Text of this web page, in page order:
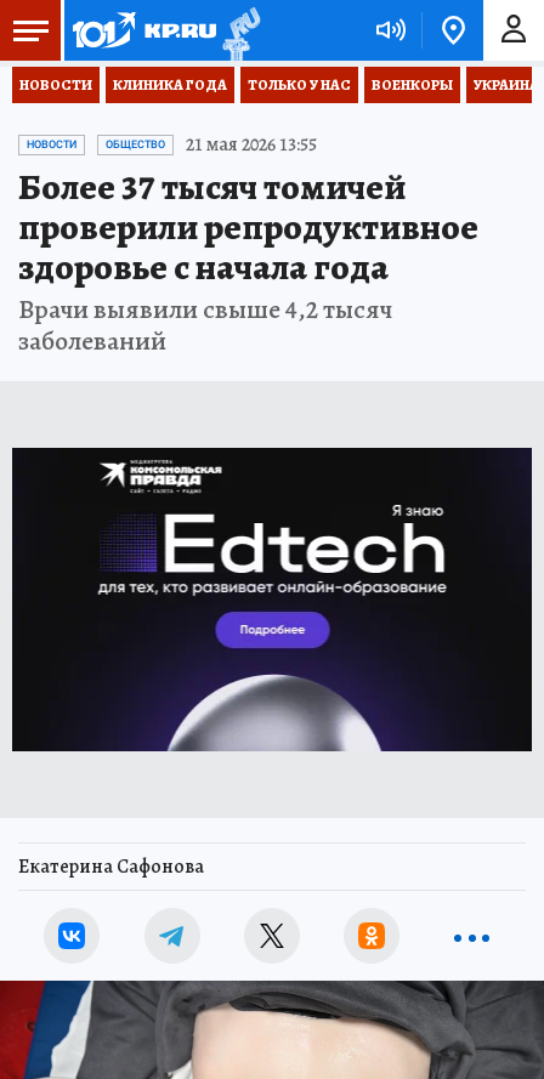
НОВОСТИ КЛИНИКА ГОДА ТОЛЬКО У НАС ВОЕНКОРЫ
НОВОСТИ ОБЩЕСТВО 21 мая 2026 13:55
Более 37 тысяч томичей
проверили репродуктивное
здоровье с начала года
Врачи выявили свыше 4,2 тысяч
заболеваний
Екатерина Сафонова